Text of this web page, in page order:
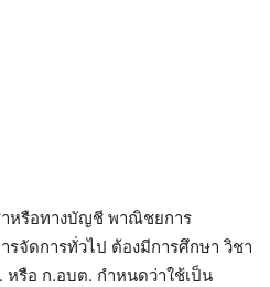
าหรือทางบัญชี พาณิชยการ
รจัดการทั่วไป ต้องมีการศึกษา วิชา
รือ ก.อบต. กำหนดว่าใช้เป็น